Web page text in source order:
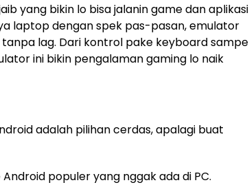
yang bikin lo bisa jalanin game dan aplikasi
laptop dengan spek pas-pasan, emulator
lag. Dari kontrol pake keyboard sampe
ini bikin pengalaman gaming lo naik
adalah pilihan cerdas, apalagi buat
populer yang nggak ada di PC.